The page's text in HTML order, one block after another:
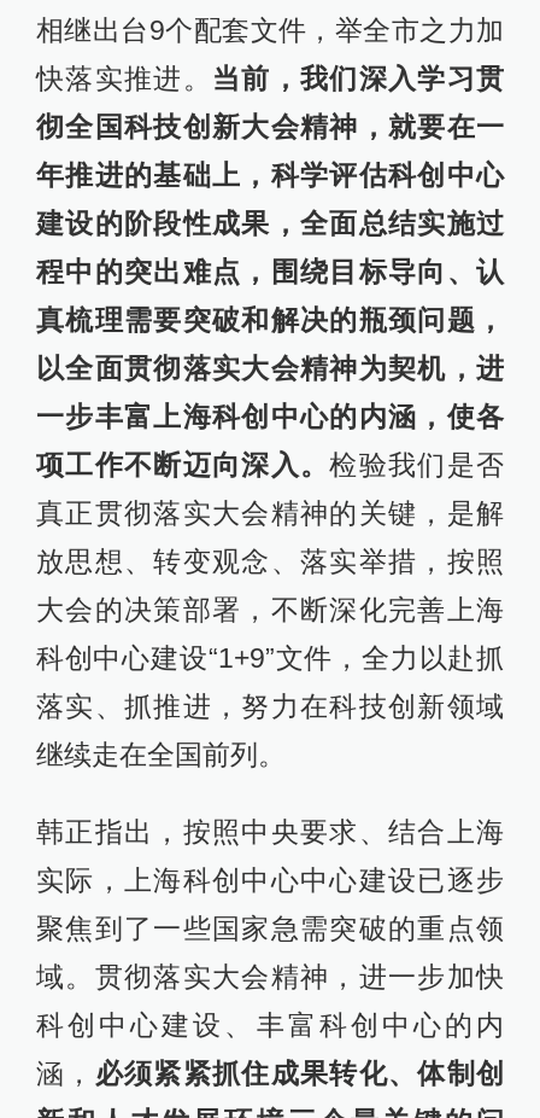
相继出台9个配套文件，举全市之力加
快落实推进。 当前，我们深入学习贯
彻全国科技创新大会精神，就要在一
年推进的基础上，科学评估科创中心
建设的阶段性成果，全面总结实施过
程中的突出难点，围绕目标导向、认
真梳理需要突破和解决的瓶颈问题，
以全面贯彻落实大会精神为契机，进
一步丰富上海科创中心的内涵，使各
项工作不断迈向深入。检验我们是否
真正贯彻落实大会精神的关键，是解
放思想、转变观念、落实举措，按照
大会的决策部署，不断深化完善上海
科创中心建设“1+9”文件，全力以赴抓
落实、抓推进，努力在科技创新领域
继续走在全国前列。
韩正指出，按照中央要求、结合上海
实际，上海科创中心中心建设已逐步
聚焦到了一些国家急需突破的重点领
域。贯彻落实大会精神，进一步加快
科创中心建设、丰富科创中心的内
涵， 必须紧紧抓住成果转化、体制创